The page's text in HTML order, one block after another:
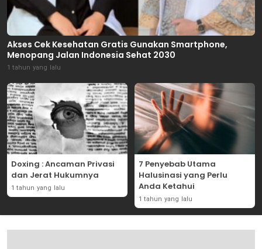
Akses Cek Kesehatan Gratis Gunakan Smartphone,
Menopang Jalan Indonesia Sehat 2030
1 tahun yang lalu
Doxing : Ancaman Privasi
dan Jerat Hukumnya
1 tahun yang lalu
7 Penyebab Utama
Halusinasi yang Perlu
Anda Ketahui
1 tahun yang lalu